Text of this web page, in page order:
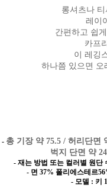
롱셔츠나 티
레이
간편하고 쉽
카프
이 레깅
하나쯤 있으면 오
- 총 기장 약 75.5 / 허리단면
벅지 단면 약
- 재는 방법 또는 컬러별 원단
- 면 37% 폴리에스테르
- 모델 : 키